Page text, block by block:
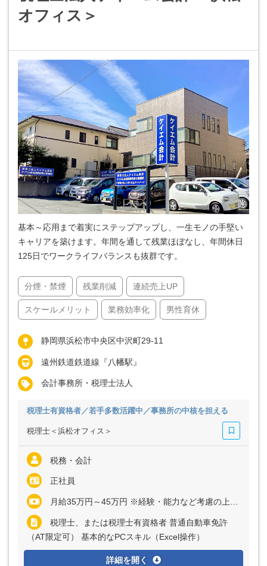
オフィス＞
基本～応用まで着実にステップアップし、一生モノの手堅い
キャリアを築けます。年間を通して残業ほぼなし、年間休日
125日でワークライフバランスも抜群です。
分煙・禁煙 残業削減 連続売上UP
スケールメリット 業務効率化 男性育休
静岡県浜松市中央区中沢町29-11
遠州鉄道鉄道線『八幡駅』
会計事務所・税理士法人
税理士有資格者／若手多数活躍中／事務所の中核を担える
税理士＜浜松オフィス＞
税務・会計
正社員
月給35万円～45万円 ※経験・能力など考慮の上、決定いたします ※残業代は全額支給
税理士、または税理士有資格者 普通自動車免許
（AT限定可） 基本的なPCスキル（Excel操作）
詳細を開く